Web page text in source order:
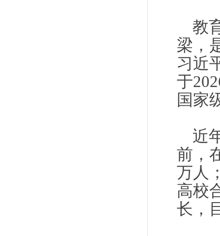
教
梁，
习近
于
国家
近
前，
万人
高校
长，